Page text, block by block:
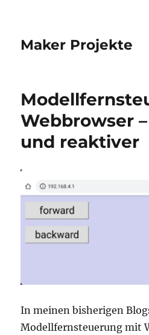
Maker Projekte
Webbrowser
und reaktiver
In meinen bisherigen
Modellfernsteuerung mit